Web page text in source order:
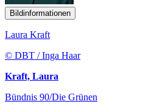
Bildinformationen
Laura Kraft
© DBT / Inga Haar
Kraft, Laura
Bündnis 90/Die Grünen